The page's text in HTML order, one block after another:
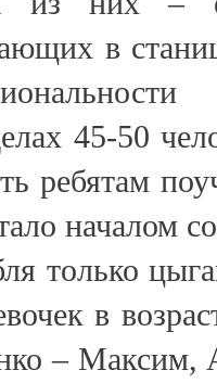
в
45-50
ребятам
началом
только
в
– Максим,